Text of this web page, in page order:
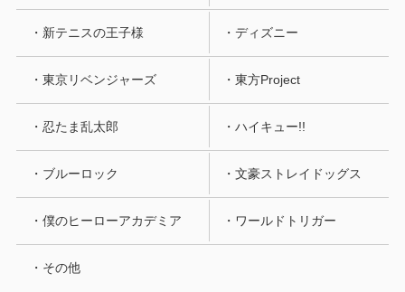
・新テニスの王子様 ・ディズニー
・東京リベンジャーズ ・東方Project
・忍たま乱太郎 ・ハイキュー!!
・ブルーロック ・文豪ストレイドッグス
・僕のヒーローアカデミア ・ワールドトリガー
・その他